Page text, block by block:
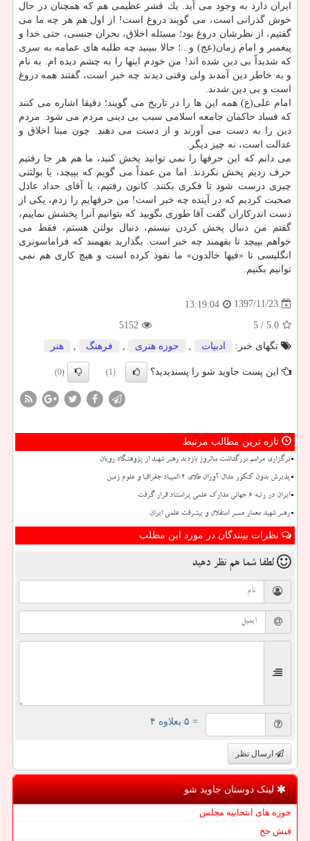
ایران دارد به وجود می آید. یك قشر عظیمی هم كه همچنان در حال
خوش گذرانی است، می گویند دروغ است! از اول هم هر چه ما می
گفتیم، از نظرشان دروغ بود؛ مسئله اخلاق، بحران جنسی، حتی خدا و
پیغمبر و امام زمان(عج) و...؛ حالا ببینید چه طلبه های عمامه به سری
كه شدیداً بی دین شده اند! من خودم اینها را به چشم دیده ام. به نام
و به خاطر دین آمدند ولی وقتی دیدند چه خبر است، گفتند همه دروغ
است و بی دین شدند.
امام علی(ع) همه این ها را در تاریخ می گویند؛ دقیقا اشاره می كنند
كه فساد حاكمان جامعه اسلامی سبب بی دینی مردم می شود. مردم
دین را به دست می آورند و از دست می دهند. چون مبنا اخلاق و
عدالت است، نه چیز دیگر.
می دانم كه این حرفها را نمی توانید پخش كنید، ما هم هر جا رفتیم
حرف زدیم پخش نكردند. اما من عمداً می گویم كه بپیچد، یا بولتنی
چیزی درست شود تا فكری بكنند. كانون رفتیم، با آقای حداد عادل
صحبت كردیم كه در آینده چه خبر است! من حرفهایم را زدم، یكی از
دست اندركاران گفت آقا طوری بگویید كه بتوانیم آنرا پخشش نماییم،
گفتم من دنبال پخش كردن نیستم، دنبال بولتن هستم، فقط می
خواهم بپیچد تا بفهمند چه خبر است. بگذارید بفهمند كه فراماسونری
انگلیسی تا «فیها خالدون» ما نفوذ كرده است و هیچ كاری هم نمی
توانیم بكنیم.
1397/11/23
13:19:04
5.0
/ 5
5152
تگهای خبر:
ادبیات حوزه هنری فرهنگ هنر
این پست جاوید شو را پسندیدید؟ (1)
(0)
تازه ترین مطالب مرتبط
برگزاری مراسم بزرگداشت سالروز بازدید رهبر شهید از پژوهشگاه رویان
پذیرش بدون کنکور مدال آوران طلای ۲ المپیاد جغرافیا و علوم زمین
ایران در رتبه ۶ جهانی مدارک علمی پراستناد قرار گرفت
رهبر شهید معمار مسیر استقلال و پیشرفت علمی ایران
نظرات بینندگان در مورد این مطلب
لطفا شما هم نظر دهید
= ۵ بعلاوه ۴
ارسال نظر
لینک دوستان جاوید شو
حوزه های انتخابیه مجلس
فیش حج